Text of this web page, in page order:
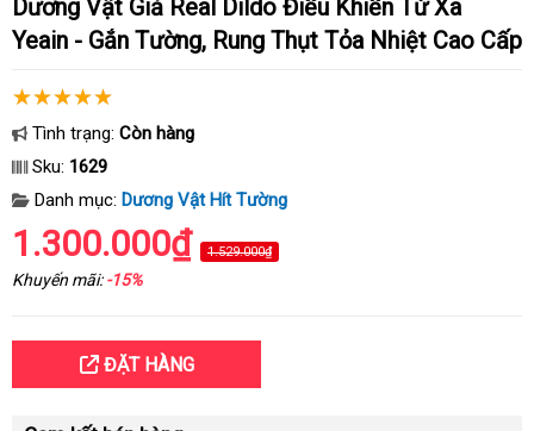
Dương Vật Giả Real Dildo Điều Khiển Từ Xa
Yeain - Gắn Tường, Rung Thụt Tỏa Nhiệt Cao Cấp
Tình trạng: Còn hàng
Sku: 1629
Danh mục: Dương Vật Hít Tường
1.300.000₫ 1.529.000₫
Khuyến mãi:-15%
ĐẶT HÀNG